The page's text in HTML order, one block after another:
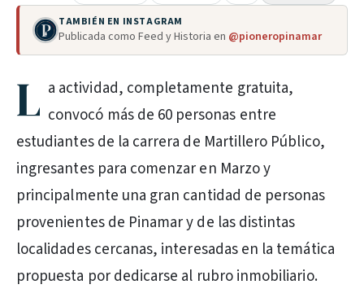
TAMBIÉN EN INSTAGRAM
Publicada como Feed y Historia en @pioneropinamar
L a actividad, completamente gratuita,
convocó más de 60 personas entre
estudiantes de la carrera de Martillero Público,
ingresantes para comenzar en Marzo y
principalmente una gran cantidad de personas
provenientes de Pinamar y de las distintas
localidades cercanas, interesadas en la temática
propuesta por dedicarse al rubro inmobiliario.